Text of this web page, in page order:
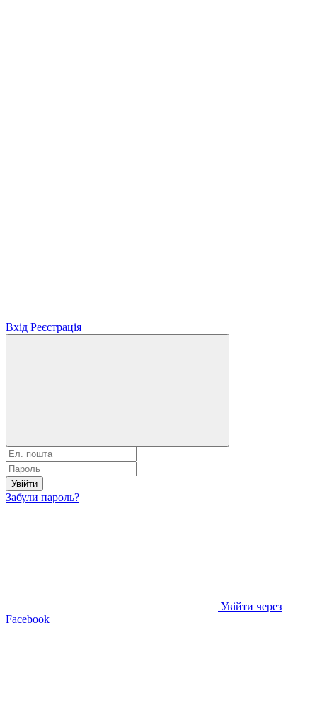
Вхід Реєстрація
Увійти
Забули пароль?
Увійти через
Facebook